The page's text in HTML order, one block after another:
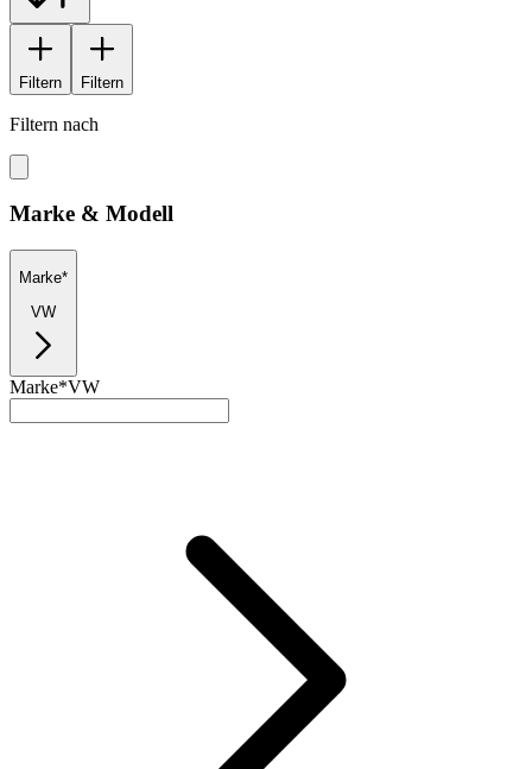
Filtern Filtern
Filtern nach
Marke & Modell
Marke*
VW
Marke*VW